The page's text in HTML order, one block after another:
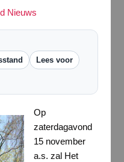
Nieuws
Lees voor
Op
zaterdagavond
15 november
a.s. zal Het